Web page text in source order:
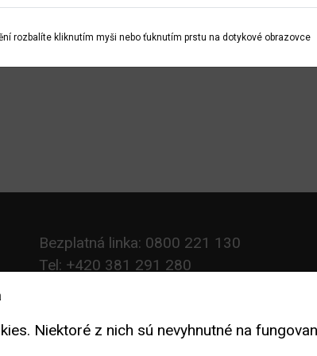
Aplikácie Dexcom G6 a G7 budú odosielať
môžu byť blokované, ak je táto
môžu dostať upozornenie, že spárované
polohu. Uisťujeme používateľov, že
rozbalíte kliknutím myši nebo ťuknutím prstu na dotykové obrazovce
Bezplatná linka: 0800 221 130
Tel: +420 381 291 280
www.aimport.sk
Niektoré z nich sú nevyhnutné na